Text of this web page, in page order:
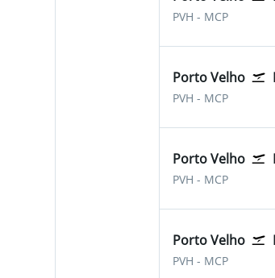
PVH Porto Velho
- MCP
Porto Velho
PVH Porto Velho
- MCP
Porto Velho
PVH Porto Velho
- MCP
Porto Velho
PVH Porto Velho
- MCP